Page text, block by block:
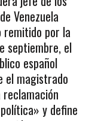
Venezuela
remitido por la
septiembre, el
español
el magistrado
y define